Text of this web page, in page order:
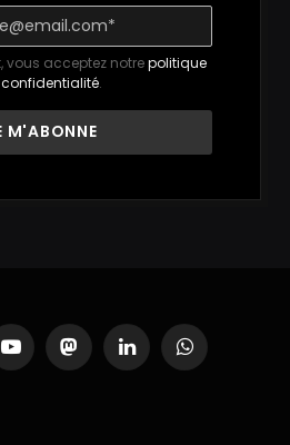
vous acceptez notrepolitique
.
YouTubeMastodonLinkedInWhatsApp